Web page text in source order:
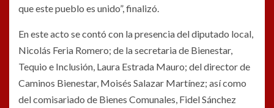
que este pueblo es unido”, finalizó.
En este acto se contó con la presencia del diputado local,
Nicolás Feria Romero; de la secretaria de Bienestar,
Tequio e Inclusión, Laura Estrada Mauro; del director de
Caminos Bienestar, Moisés Salazar Martínez; así como
del comisariado de Bienes Comunales, Fidel Sánchez